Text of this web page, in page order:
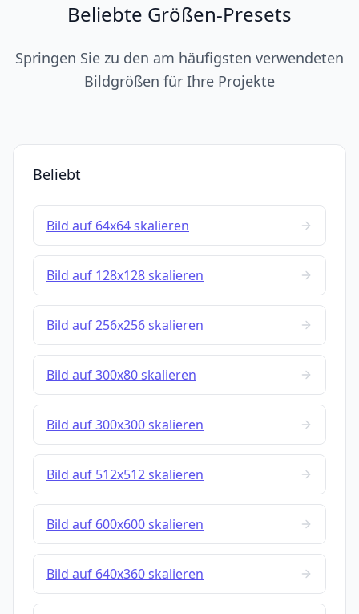
Beliebte Größen-Presets
Springen Sie zu den am häufigsten verwendeten
Bildgrößen für Ihre Projekte
Beliebt
Bild auf 64x64 skalieren
Bild auf 128x128 skalieren
Bild auf 256x256 skalieren
Bild auf 300x80 skalieren
Bild auf 300x300 skalieren
Bild auf 512x512 skalieren
Bild auf 600x600 skalieren
Bild auf 640x360 skalieren